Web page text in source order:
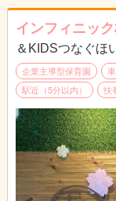
インフィニッ
＆KIDSつなぐほ
企業主導型保育園
駅近（5分以内）
扶